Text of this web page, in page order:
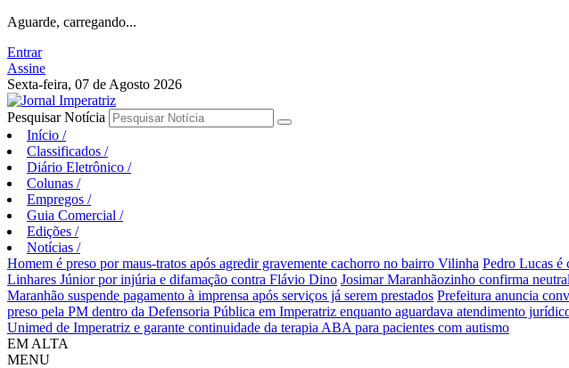
Aguarde, carregando...
Entrar
Assine
Sexta-feira, 07 de Agosto 2026
Pesquisar Notícia
Início /
Classificados /
Diário Eletrônico /
Colunas /
Empregos /
Guia Comercial /
Edições /
Notícias /
Homem é preso por maus-tratos após agredir gravemente cachorro no bairro Vilinha Pedro Lucas é
Linhares Júnior por injúria e difamação contra Flávio Dino Josimar Maranhãozinho confirma
Maranhão suspende pagamento à imprensa após serviços já serem prestados Prefeitura anuncia
preso pela PM dentro da Defensoria Pública em Imperatriz enquanto aguardava atendimento
Unimed de Imperatriz e garante continuidade da terapia ABA para pacientes com autismo
EM ALTA
MENU